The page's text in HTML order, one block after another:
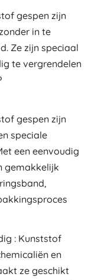
gespen zijn
in te
Ze zijn speciaal
te vergrendelen
gespen zijn
speciale
een eenvoudig
gemakkelijk
: Kunststof
en
ze geschikt